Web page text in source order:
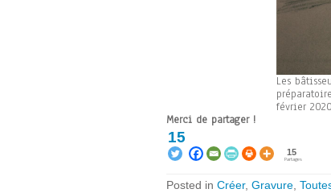
Les
février
Merci de partager !
15
15
Partages
Posted in Créer, Gravure